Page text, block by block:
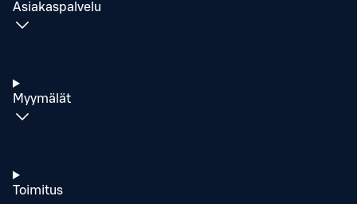
Asiakaspalvelu
Myymälät
Toimitus